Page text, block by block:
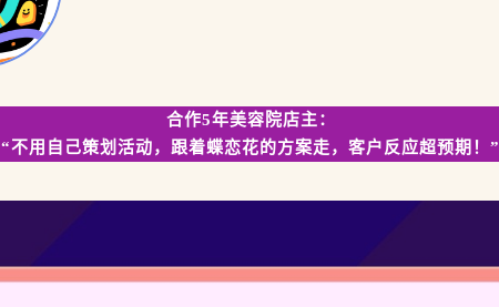
合作5年美容院店主：
“不用自己策划活动，跟着蝶恋花的方案走，客户反应超预期！”